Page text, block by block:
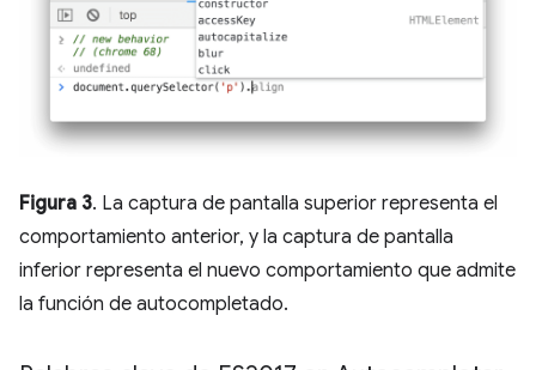
Figura 3. La captura de pantalla superior representa el
comportamiento anterior, y la captura de pantalla
inferior representa el nuevo comportamiento que admite
la función de autocompletado.